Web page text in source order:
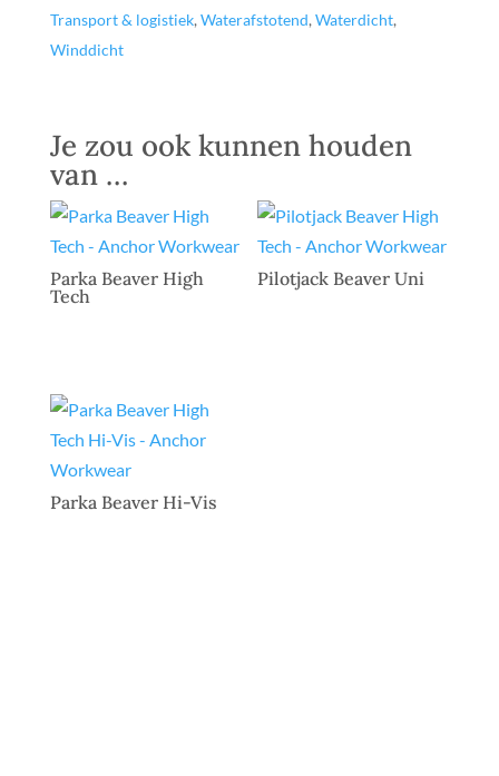
Transport & logistiek, Waterafstotend, Waterdicht,
Winddicht
Je zou ook kunnen houden
van …
Parka Beaver High
Tech
Pilotjack Beaver Uni
Parka Beaver Hi-Vis